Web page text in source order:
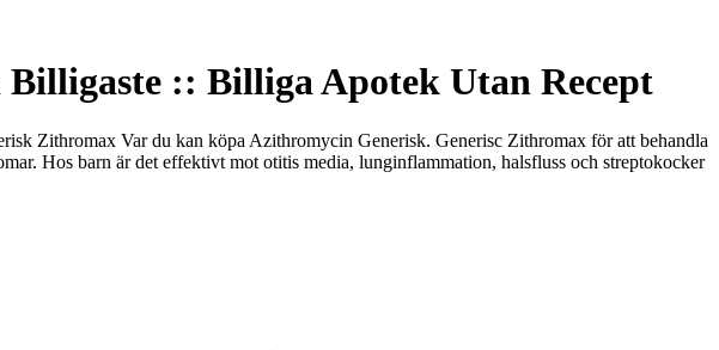
:: Billiga Apotek Utan Recept
Zithromax Var du kan köpa Azithromycin Generisk. Generisc Zithromax för att behandla
Hos barn är det effektivt mot otitis media, lunginflammation, halsfluss och streptokocker